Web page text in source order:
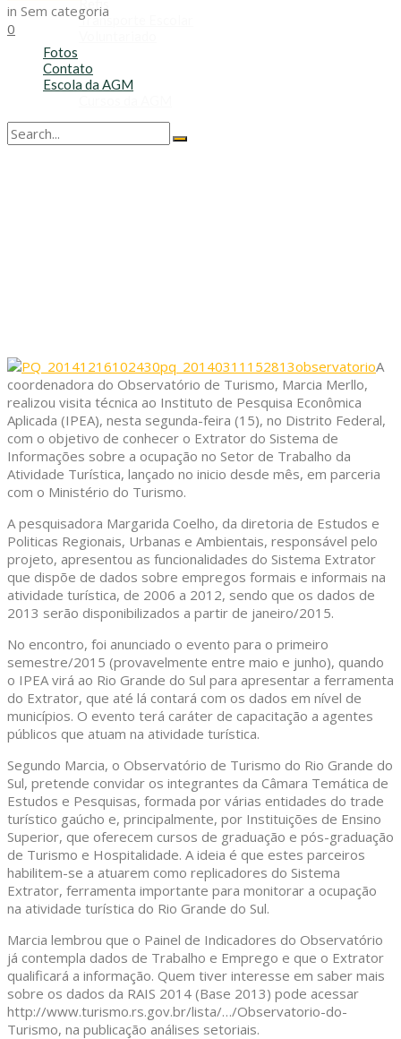
Refis
Transporte Escolar
Fotos
Contato
Escola da AGM
in Sem categoria
0
A
coordenadora do Observatório de Turismo, Marcia Merllo,
realizou visita técnica ao Instituto de Pesquisa Econômica
Aplicada (IPEA), nesta segunda-feira (15), no Distrito Federal,
com o objetivo de conhecer o Extrator do Sistema de
Informações sobre a ocupação no Setor de Trabalho da
Atividade Turística, lançado no inicio desde mês, em parceria
com o Ministério do Turismo.
A pesquisadora Margarida Coelho, da diretoria de Estudos e
Politicas Regionais, Urbanas e Ambientais, responsável pelo
projeto, apresentou as funcionalidades do Sistema Extrator
que dispõe de dados sobre empregos formais e informais na
atividade turística, de 2006 a 2012, sendo que os dados de
2013 serão disponibilizados a partir de janeiro/2015.
No encontro, foi anunciado o evento para o primeiro
semestre/2015 (provavelmente entre maio e junho), quando
o IPEA virá ao Rio Grande do Sul para apresentar a ferramenta
do Extrator, que até lá contará com os dados em nível de
municípios. O evento terá caráter de capacitação a agentes
públicos que atuam na atividade turística.
Segundo Marcia, o Observatório de Turismo do Rio Grande do
Sul, pretende convidar os integrantes da Câmara Temática de
Estudos e Pesquisas, formada por várias entidades do trade
turístico gaúcho e, principalmente, por Instituições de Ensino
Superior, que oferecem cursos de graduação e pós-graduação
de Turismo e Hospitalidade. A ideia é que estes parceiros
habilitem-se a atuarem como replicadores do Sistema
Extrator, ferramenta importante para monitorar a ocupação
na atividade turística do Rio Grande do Sul.
Marcia lembrou que o Painel de Indicadores do Observatório
já contempla dados de Trabalho e Emprego e que o Extrator
qualificará a informação. Quem tiver interesse em saber mais
sobre os dados da RAIS 2014 (Base 2013) pode acessar
http://www.turismo.rs.gov.br/lista/…/Observatorio-do-
Turismo, na publicação análises setoriais.